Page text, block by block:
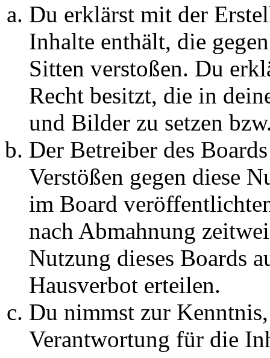
Du erklärst mit der
Inhalte enthält, die
Sitten verstoßen. Du
Recht besitzt, die in
und Bilder zu setzen
Der Betreiber des
Verstößen gegen diese
im Board
nach Abmahnung
Nutzung dieses Boards
Hausverbot erteilen.
Du nimmst zur
Verantwortung für die